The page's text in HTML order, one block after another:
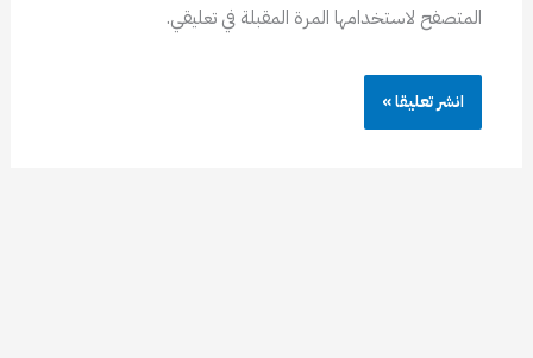
المتصفح لاستخدامها المرة المقبلة في تعليقي.